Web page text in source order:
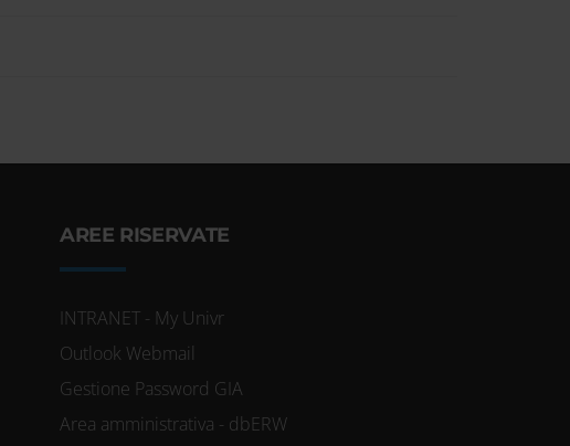
AREE RISERVATE
INTRANET - My Univr
Outlook Webmail
Gestione Password GIA
Area amministrativa - dbERW